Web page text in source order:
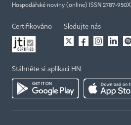
Hospodářské noviny (online) ISSN 2787-950X
Certifikováno Sledujte nás
Stáhněte si aplikaci HN